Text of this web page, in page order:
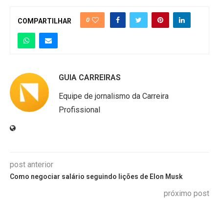
COMPARTILHAR 0
GUIA CARREIRAS
Equipe de jornalismo da Carreira
Profissional
post anterior
Como negociar salário seguindo lições de Elon Musk
próximo post